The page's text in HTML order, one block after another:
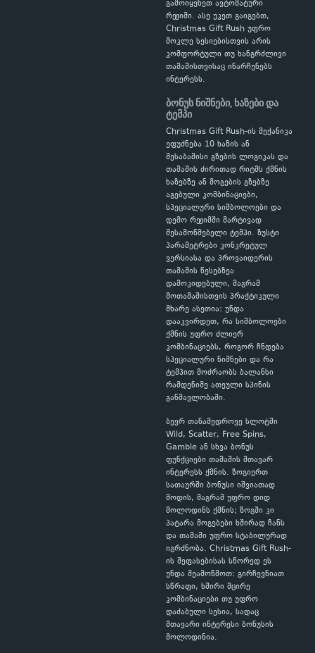
გამოიყენეთ ავტომატური
რეჟიმი. ასე უკეთ გაიგებთ,
Christmas Gift Rush უფრო
მოკლე სესიებისთვის არის
კომფორტული თუ ხანგრძლივი
თამაშისთვისაც ინარჩუნებს
ინტერესს.
ბონუს ნიშნები, ხაზები და
ტემპი
Christmas Gift Rush-ის მექანიკა
ეფუძნება 10 ხაზის ან
შესაბამისი გზების ლოგიკას და
თამაშის ძირითად რიტმს ქმნის
ხაზებზე ან მოგების გზებზე
აგებული კომბინაციები,
სპეციალური სიმბოლოები და
დემო რეჟიმში მარტივად
შესამოწმებელი ტემპი. ზუსტი
პარამეტრები კონკრეტულ
ვერსიასა და პროვაიდერის
თამაშის წესებზეა
დამოკიდებული, მაგრამ
მოთამაშისთვის პრაქტიკული
მხარე ასეთია: უნდა
დააკვირდეთ, რა სიმბოლოები
ქმნის უფრო ძლიერ
კომბინაციებს, როგორ ჩნდება
სპეციალური ნიშნები და რა
ტემპით მოძრაობს ბალანსი
რამდენიმე ათეული სპინის
განმავლობაში.
ბევრ თანამედროვე სლოტში
Wild, Scatter, Free Spins,
Gamble ან სხვა ბონუს
ფუნქციები თამაშის მთავარ
ინტერესს ქმნის. ზოგიერთ
სათაურში ბონუსი იშვიათად
მოდის, მაგრამ უფრო დიდ
მოლოდინს ქმნის; ზოგში კი
პატარა მოგებები ხშირად ჩანს
და თამაში უფრო სტაბილურად
იგრძნობა. Christmas Gift Rush-
ის შეფასებისას სწორედ ეს
უნდა შეამოწმოთ: გირჩევნიათ
სწრაფი, ხშირი მცირე
კომბინაციები თუ უფრო
დაძაბული სესია, სადაც
მთავარი ინტერესი ბონუსის
მოლოდინია.